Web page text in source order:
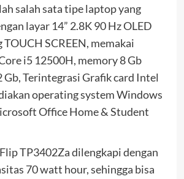
salah sata tipe laptop yang
layar 14” 2.8K 90 Hz OLED
SCREEN, memakai
i5 12500H, memory 8 Gb
Gb, Terintegrasi Grafik card Intel
operating system Windows
Office Home & Student
TP3402Za dilengkapi dengan
70 watt hour, sehingga bisa